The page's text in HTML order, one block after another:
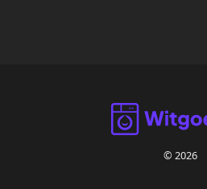
© 2026